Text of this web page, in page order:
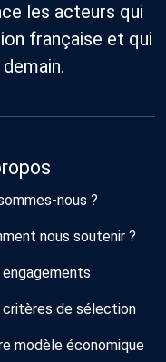
les acteurs qui
française et qui
nous ?
nous soutenir ?
engagements
critères de sélection
modèle économique